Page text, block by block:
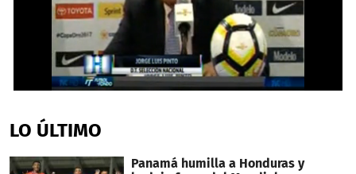
of
2
24
LO ÚLTIMO
Panamá humilla a Honduras y